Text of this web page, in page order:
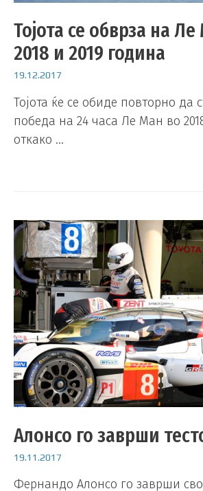
Тојота се обврза на
2018 и 2019 година
19.12.2017
Тојота ќе се обиде повторно да
победа на 24 часа Ле Ман во
откако …
Алонсо го заврши
19.11.2017
Фернандо Алонсо го заврши